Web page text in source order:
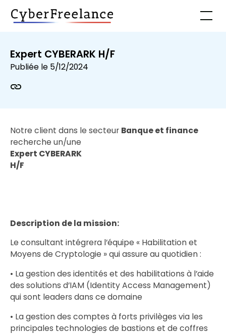
Expert CYBERARK H/F
Publiée le 5/12/2024
Notre client dans le secteur Banque et finance
recherche un/une
Expert CYBERARK
H/F
Description de la mission:
Le consultant intégrera l’équipe « Habilitation et
Moyens de Cryptologie » qui assure au quotidien :
• La gestion des identités et des habilitations à l’aide
des solutions d’IAM (Identity Access Management)
qui sont leaders dans ce domaine
• La gestion des comptes à forts privilèges via les
principales technologies de bastions et de coffres